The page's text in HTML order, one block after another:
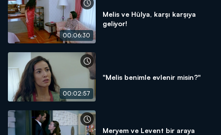
00:06:30
Melis ve Hülya, karşı karşıya
geliyor!
00:02:57
"Melis benimle evlenir misin?"
Meryem ve Levent bir araya